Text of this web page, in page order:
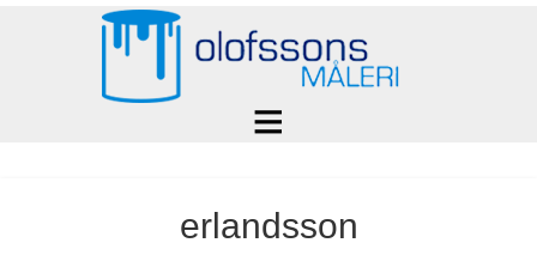
erlandsson